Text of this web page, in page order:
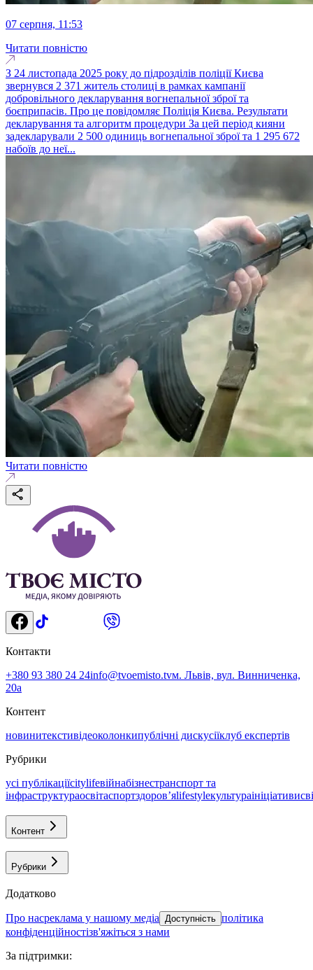
07 серпня, 11:53
Читати повністю
З 24 листопада 2025 року до підрозділів поліції Києва
звернувся 2 371 житель столиці в рамках кампанії
добровільного декларування вогнепальної зброї та
боєприпасів. Про це повідомляє Поліція Києва. Результати
декларування та алгоритм процедури За цей період кияни
задекларували 2 500 одиниць вогнепальної зброї та 1 295 672
набоїв до неї...
Читати повністю
Контакти
+380 93 380 24 24info@tvoemisto.tvм. Львів, вул. Винниченка,
20а
Контент
новинитекстивідеоколонкипублічні дискусіїклуб експертів
Рубрики
усі публікаціїcitylifeвійнабізнестранспорт та
інфраструктураосвітаспортздоровʼяlifestyleкультураініціативи
Контент
Рубрики
Додатково
про насреклама у нашому медіа Доступність політика
конфіденційностізв'яжіться з нами
За підтримки: